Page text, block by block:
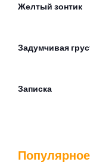
Желтый зонтик
Задумчивая
Записка